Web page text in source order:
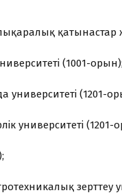
қатынастар
(1001-орын);
(1201-
университеті (1201-
зерттеу